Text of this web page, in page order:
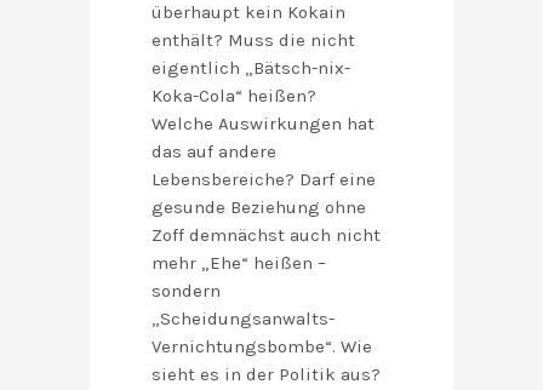
überhaupt kein Kokain
enthält? Muss die nicht
eigentlich „Bätsch-nix-
Koka-Cola“ heißen?
Welche Auswirkungen hat
das auf andere
Lebensbereiche? Darf eine
gesunde Beziehung ohne
Zoff demnächst auch nicht
mehr „Ehe“ heißen –
sondern
„Scheidungsanwalts-
Vernichtungsbombe“. Wie
sieht es in der Politik aus?